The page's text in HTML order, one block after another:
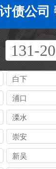
债公司
131-
白下
浦口
溧水
崇安
新吴